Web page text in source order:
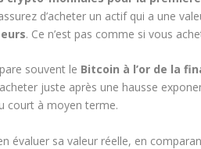
d’acheter un actif qui a une
. Ce n’est pas comme si vous
souvent le Bitcoin à l’or de la
juste après une hausse
court à moyen terme.
évaluer sa valeur réelle, en